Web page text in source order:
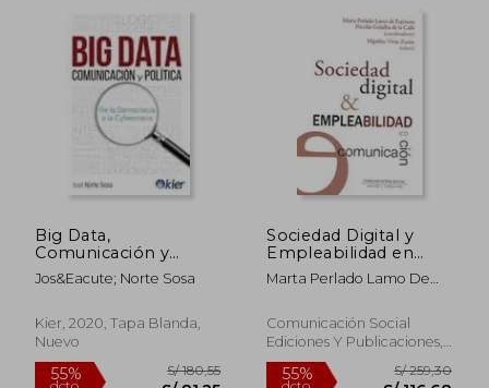
Big Data,
Comunicación y
Política: De la
Democracia a la
Jos&Eacute; Norte Sosa
Kier, 2020, Tapa Blanda,
Nuevo
Sociedad Digital y
Empleabilidad en
Comunicación: 81
(Periodística)
Marta Perlado Lamo De
Grijalba De La Calle;
Hip&Oacute;Lito Vivar
Zurita
Comunicación Social
Ediciones Y Publicaciones,
2020, 1 Edición, Tapa
Blanda, Nuevo